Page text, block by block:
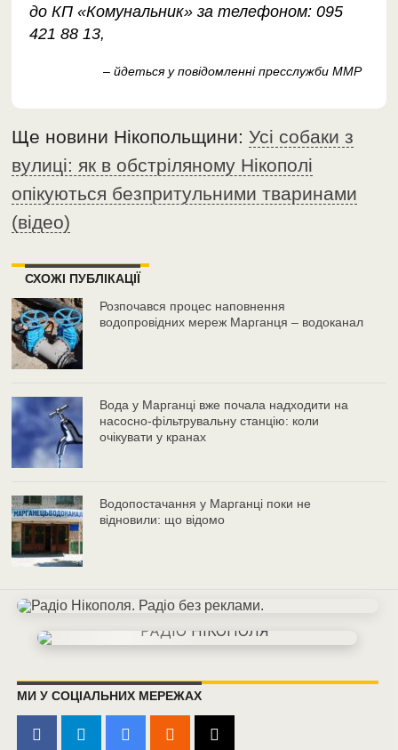
до КП «Комунальник» за телефоном: 095
421 88 13,
– йдеться у повідомленні пресслужби ММР
Ще новини Нікопольщини:Усі собаки з
вулиці: як в обстріляному Нікополі
опікуються безпритульними тваринами
(відео)
СХОЖІ ПУБЛІКАЦІЇ
Розпочався процес наповнення
водопровідних мереж Марганця – водоканал
Вода у Марганці вже почала надходити на
насосно-фільтрувальну станцію: коли
очікувати у кранах
Водопостачання у Марганці поки не
відновили: що відомо
МИ У СОЦІАЛЬНИХ МЕРЕЖАХ